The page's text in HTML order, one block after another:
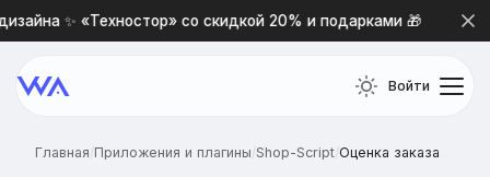
✨ «Техностор» со скидкой 20% и подарками 🎁
Войти
Главная/Приложения и плагины/Shop-Script/Оценка заказа